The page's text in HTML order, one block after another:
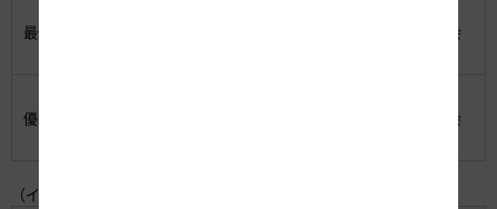
最優秀賞（1団体）
・イノベーション交流会
優秀賞（数団体）
・イノベーション交流会
（イ）アイデア部門